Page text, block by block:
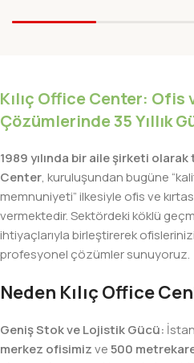
Kılıç Office Center: Ofis
Çözümlerinde 35 Yıllık
1989 yılında bir aile şirketi olarak
Center, kuruluşundan bugüne
memnuniyeti” ilkesiyle ofis ve
vermektedir. Sektördeki köklü
ihtiyaçlarıyla birleştirerek
profesyonel çözümler sunuyoruz.
Neden Kılıç Office
Geniş Stok ve Lojistik Gücü:
merkez ofisimizve500